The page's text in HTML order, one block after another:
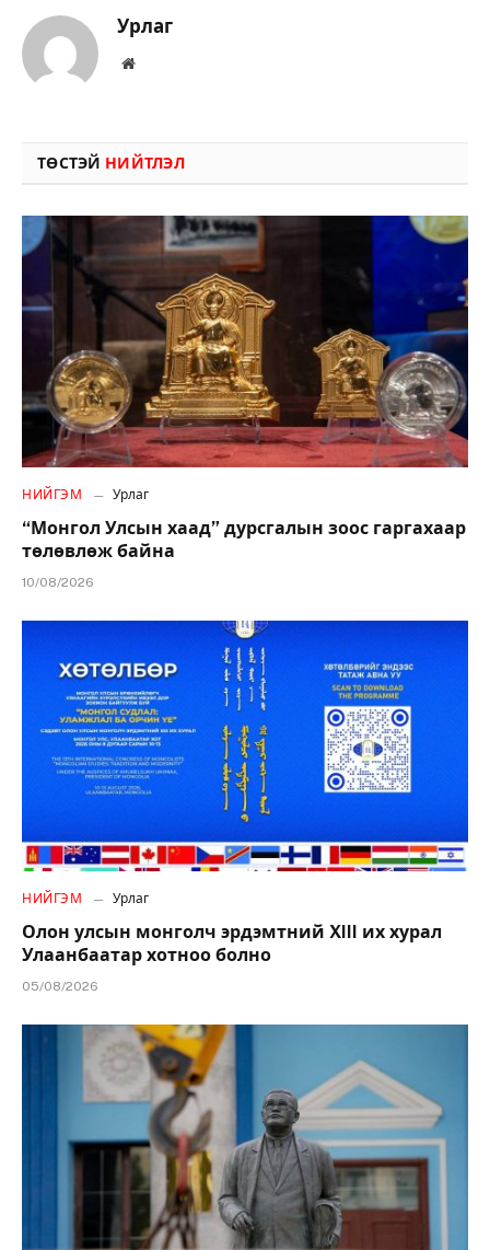
Урлаг
Вэбсайт
ТӨСТЭЙ НИЙТЛЭЛ
НИЙГЭМ Урлаг
“Монгол Улсын хаад” дурсгалын зоос гаргахаар
төлөвлөж байна
10/08/2026
НИЙГЭМ Урлаг
Олон улсын монголч эрдэмтний XIII их хурал
Улаанбаатар хотноо болно
05/08/2026